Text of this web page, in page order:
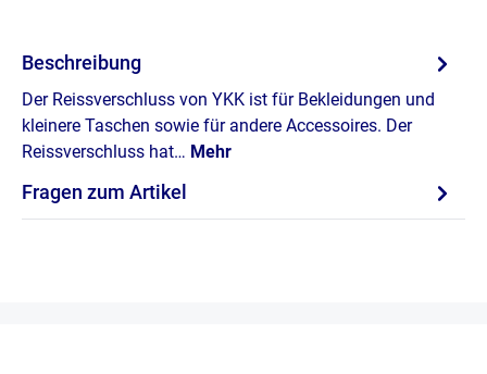
Beschreibung
Der Reissverschluss von YKK ist für Bekleidungen und
kleinere Taschen sowie für andere Accessoires. Der
Reissverschluss hat… Mehr
Fragen zum Artikel